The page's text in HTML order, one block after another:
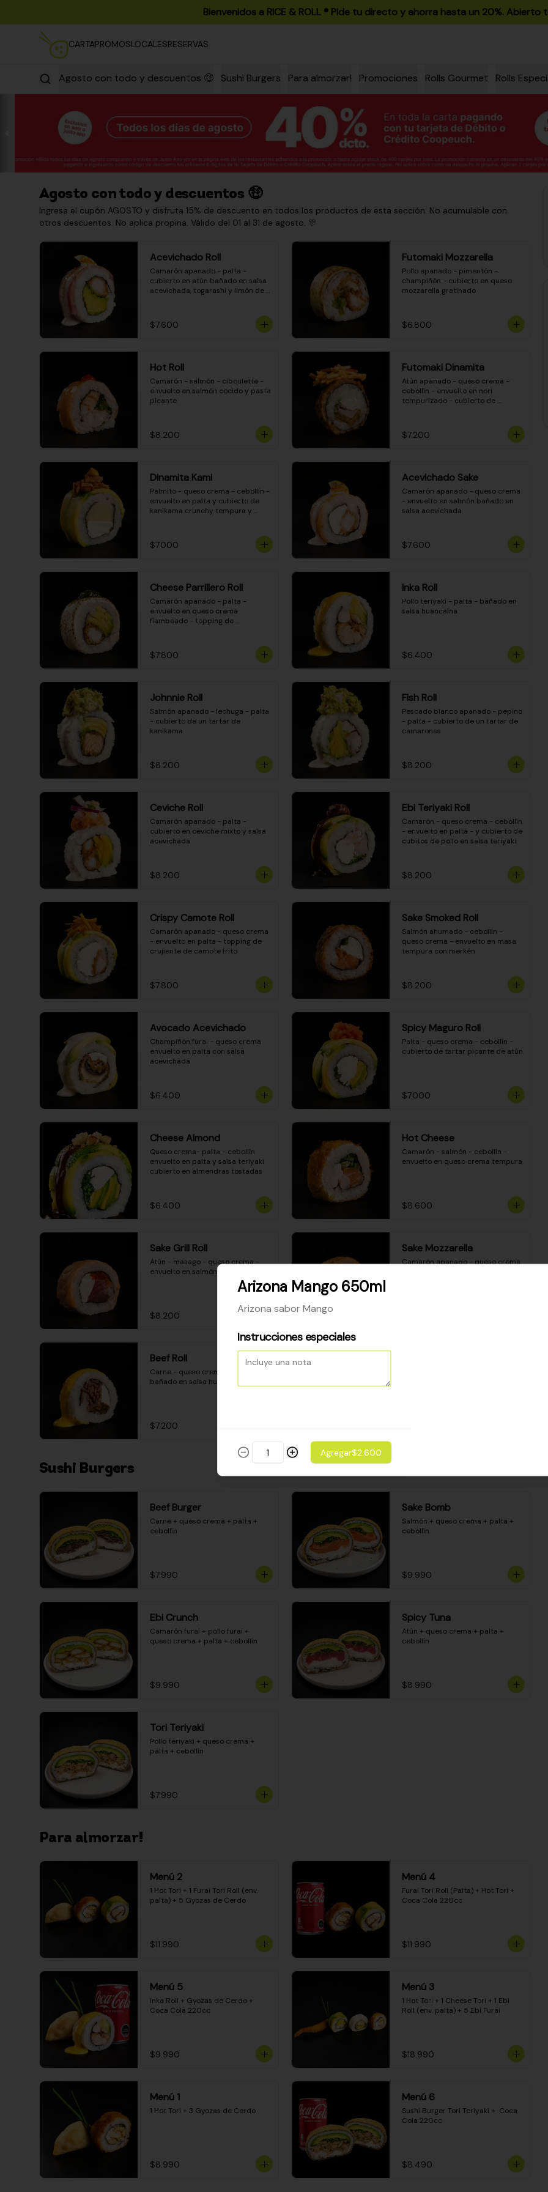
Bienvenidos a RICE & ROLL ®️ Pide tu directo y ahorra hasta un 20%. Abierto
CARTAPROMOSLOCALESRESERVAS
Agosto con todo y descuentos 🤑 Sushi Burgers Para almorzar! Promociones Rolls Gourmet Rolls
Agosto con todo y descuentos 🤑
Ingresa el cupón AGOSTO y disfruta 15% de descuento en todos los productos de esta sección. No acumulable con
otros descuentos. No aplica propina. Válido del 01 al 31 de agosto. 🎊
Acevichado Roll
Camarón apanado - palta -
cubierto en atún bañado en salsa
acevichada, togarashi y limón de
$7.600
Futomaki Mozzarella
Pollo apanado - pimentón -
champiñón - cubierto en queso
mozzarella gratinado
$6.800
Hot Roll
Camarón - salmón - ciboulette -
envuelto en salmón cocido y pasta
picante
$8.200
Futomaki Dinamita
Atún apanado - queso crema -
cebollín - envuelto en nori
tempurizado - cubierto de
$7.200
Dinamita Kami
Palmito - queso crema - cebollín -
envuelto en palta y cubierto de
kanikama crunchy tempura y
$7.000
Acevichado Sake
Camarón apanado - queso crema
- envuelto en salmón bañado en
salsa acevichada
$7.600
Cheese Parrillero Roll
Camarón apanado - palta -
envuelto en queso crema
flambeado - topping de
$7.800
Inka Roll
Pollo teriyaki - palta - bañado en
salsa huancaína
$6.400
Johnnie Roll
Salmón apanado - lechuga - palta
- cubierto de un tartar de
kanikama
$8.200
Fish Roll
Pescado blanco apanado - pepino
- palta - cubierto de un tartar de
camarones
$8.200
Ceviche Roll
Camarón apanado - palta -
cubierto en ceviche mixto y salsa
acevichada
$8.200
Ebi Teriyaki Roll
Camarón - queso crema - cebollín
- envuelto en palta - y cubierto de
cubitos de pollo en salsa teriyaki
$8.200
Crispy Camote Roll
Camarón apanado - queso crema
- envuelto en palta - topping de
crujiente de camote frito
$7.800
Sake Smoked Roll
Salmón ahumado - cebollín -
queso crema - envuelto en masa
tempura con merkén
$8.200
Avocado Acevichado
Champiñón furai - queso crema
envuelto en palta con salsa
acevichada
$6.400
Spicy Maguro Roll
Palta - queso crema - cebollín -
cubierto de tartar picante de atún
$7.000
Cheese Almond
Queso crema- palta - cebollín
envuelto en palta y salsa teriyaki
cubierto en almendras tostadas
$6.400
Hot Cheese
Camarón - salmón - cebollín -
envuelto en queso crema tempura
$8.600
Sake Grill Roll
Atún - masago - queso crema -
envuelto en salmón gratinado
$8.200
Sake Mozzarella
Camarón apanado - queso crema
Beef Roll
Carne - queso crema - pimentón -
bañado en salsa huancaína
$7.200
Sushi Burgers
Beef Burger
Carne + queso crema + palta +
cebollín
$7.990
Sake Bomb
Salmón + queso crema + palta +
cebollín
$9.990
Ebi Crunch
Camarón furai + pollo furai +
queso crema + palta + cebollín
$9.990
Spicy Tuna
Atún + queso crema + palta +
cebollín
$8.990
Tori Teriyaki
Pollo teriyaki + queso crema +
palta + cebollín
$7.990
Para almorzar!
Menú 2
1 Hot Tori + 1 Furai Tori Roll (env.
palta) + 5 Gyozas de Cerdo
$11.990
Menú 4
Furai Tori Roll (Palta) + Hot Tori +
Coca Cola 220cc
$11.990
Menú 5
Inka Roll + Gyozas de Cerdo +
Coca Cola 220cc
$9.990
Menú 3
1 Hot Tori + 1 Cheese Tori + 1 Ebi
Roll (env. palta) + 5 Ebi Furai
$18.990
Menú 1
1 Hot Tori + 3 Gyozas de Cerdo
$8.990
Menú 6
Sushi Burger Tori Teriyaki +  Coca
Cola 220cc
$8.490
Arizona Mango 650ml
Arizona sabor Mango
Instrucciones especiales
Agregar$2.600